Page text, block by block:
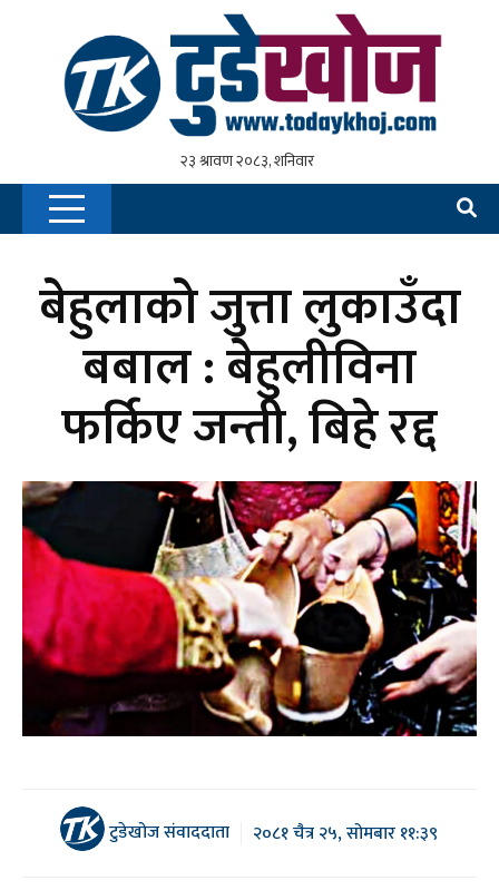
बेहुलाको जुत्ता लुकाउँदा
बबाल : बेहुलीविना
फर्किए जन्ती, बिहे रद्द
टुडेखोज संवाददाता २०८१ चैत्र २५, सोमबार ११:३९